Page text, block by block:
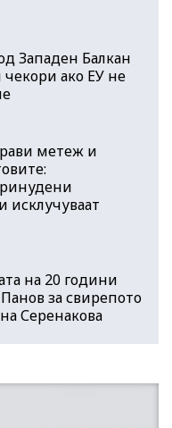
Западен Балкан
чекори ако ЕУ не
метеж и
исклучуваат
на 20 години
за свирепото
Серенакова